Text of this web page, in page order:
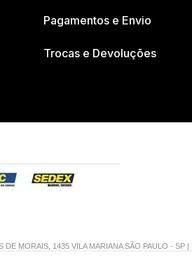
Pagamentos e Envio
Trocas e Devoluções
MORAIS, 1435 VILA MARIANA SÃO PAULO - SP |